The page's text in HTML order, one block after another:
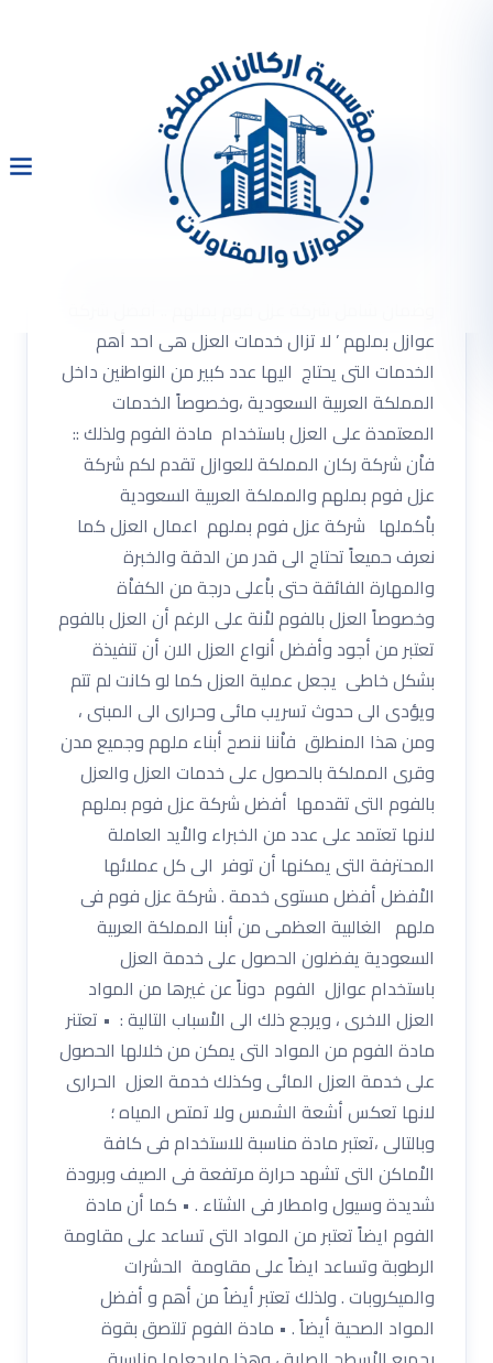
شركة عزل فوم بملهم
وضمان شامل
عوازل بملهم ’ لا تزال خدمات العزل هى احد أهم
الخدمات التى يحتاج اليها عدد كبير من النواطنين داخل
المملكة العربية السعودية ،وخصوصاً الخدمات
المعتمدة على العزل باستخدام مادة الفوم ولذلك ::
فاْن شركة ركان المملكة للعوازل تقدم لكم شركة
عزل فوم بملهم والمملكة العربية السعودية
باْكملها شركة عزل فوم بملهم اعمال العزل كما
نعرف حميعاً تحتاج الى قدر من الدقة والخبرة
والمهارة الفائقة حتى باْعلى درجة من الكفاْة
وخصوصاً العزل بالفوم لاْنة على الرغم أن العزل بالفوم
تعتبر من أجود وأفضل أنواع العزل الان أن تنفيذة
بشكل خاطى يجعل عملية العزل كما لو كانت لم تتم
ويؤدى الى حدوث تسريب مائى وحرارى الى المبنى ،
ومن هذا المنطلق فاْننا ننصح أبناء ملهم وجميع مدن
وقرى المملكة بالحصول على خدمات العزل والعزل
بالفوم التى تقدمها أفضل شركة عزل فوم بملهم
لانها تعتمد على عدد من الخبراء والاْيد العاملة
المحترفة التى يمكنها أن توفر الى كل عملائها
الاْفضل أفضل مستوى خدمة . شركة عزل فوم فى
ملهم الغالبية العظمى من أبنا المملكة العربية
السعودية يفضلون الحصول على خدمة العزل
باستخدام عوازل الفوم دوناً عن غيرها من المواد
العزل الاخرى ، ويرجع ذلك الى الاْسباب التالية : • تعتنر
مادة الفوم من المواد التى يمكن من خلالها الحصول
على خدمة العزل المائى وكذلك خدمة العزل الحرارى
لانها تعكس أشعة الشمس ولا تمتص المياه ؛
وبالتالى ،تعتبر مادة مناسبة للاستخدام فى كافة
الاْماكن التى تشهد حرارة مرتفعة فى الصيف وبرودة
شديدة وسيول وامطار فى الشتاء . • كما أن مادة
الفوم ايضاً تعتبر من المواد التى تساعد على مقاومة
الرطوبة وتساعد ايضاً على مقاومة الحشرات
والميكروبات . ولذلك تعتبر أيضاُ من أهم و أفضل
المواد الصحية أيضاً . • مادة الفوم تلتصق بقوة